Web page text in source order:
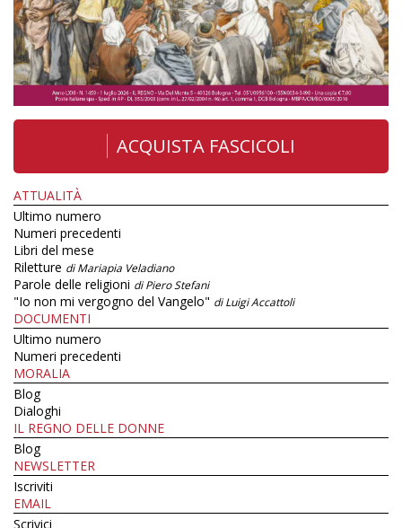
ACQUISTA FASCICOLI
ATTUALITÀ
Ultimo numero
Numeri precedenti
Libri del mese
Riletture di Mariapia Veladiano
Parole delle religioni di Piero Stefani
"Io non mi vergogno del Vangelo" di Luigi Accattoli
DOCUMENTI
Ultimo numero
Numeri precedenti
MORALIA
Blog
Dialoghi
IL REGNO DELLE DONNE
Blog
NEWSLETTER
Iscriviti
EMAIL
Scrivici